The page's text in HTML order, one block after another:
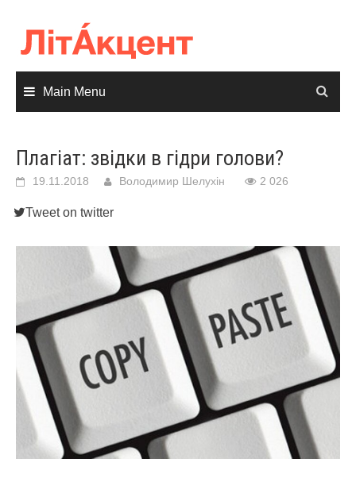
content
Main Menu
Плагіат: звідки в гідри голови?
19.11.2018 Володимир Шелухін 2 026
Tweet on twitter